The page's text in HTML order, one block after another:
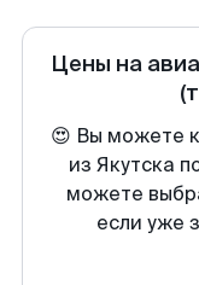
Цены на
😍 Вы можете
из Якутска
можете
если уже